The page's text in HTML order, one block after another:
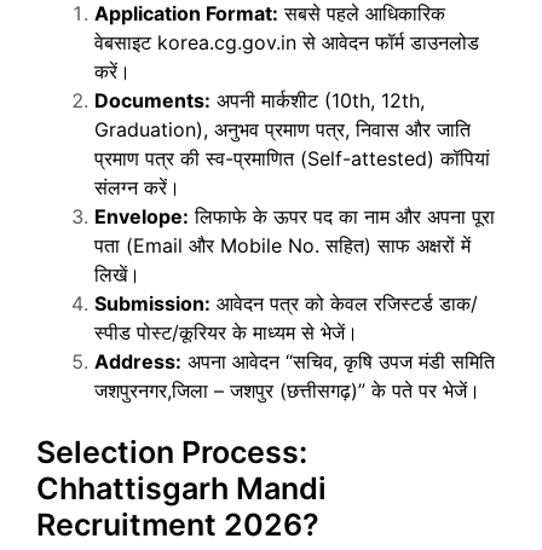
Application Format: सबसे पहले आधिकारिक
वेबसाइट korea.cg.gov.in से आवेदन फॉर्म डाउनलोड
करें।
Documents: अपनी मार्कशीट (10th, 12th,
Graduation), अनुभव प्रमाण पत्र, निवास और जाति
प्रमाण पत्र की स्व-प्रमाणित (Self-attested) कॉपियां
संलग्न करें।
Envelope: लिफाफे के ऊपर पद का नाम और अपना पूरा
पता (Email और Mobile No. सहित) साफ अक्षरों में
लिखें।
Submission: आवेदन पत्र को केवल रजिस्टर्ड डाक/
स्पीड पोस्ट/कूरियर के माध्यम से भेजें।
Address: अपना आवेदन “सचिव, कृषि उपज मंडी समिति
जशपुरनगर,जिला – जशपुर (छत्तीसगढ़)” के पते पर भेजें।
Selection Process:
Chhattisgarh Mandi
Recruitment 2026?